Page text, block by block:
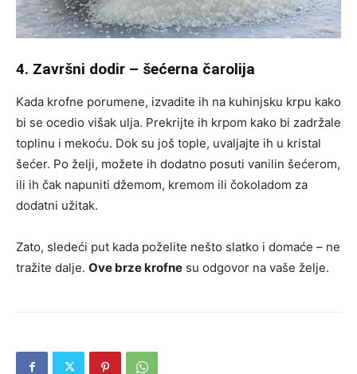
4. Završni dodir – šećerna čarolija
Kada krofne porumene, izvadite ih na kuhinjsku krpu kako
bi se ocedio višak ulja. Prekrijte ih krpom kako bi zadržale
toplinu i mekoću. Dok su još tople, uvaljajte ih u kristal
šećer. Po želji, možete ih dodatno posuti vanilin šećerom,
ili ih čak napuniti džemom, kremom ili čokoladom za
dodatni užitak.
Zato, sledeći put kada poželite nešto slatko i domaće – ne
tražite dalje. Ove brze krofne su odgovor na vaše želje.